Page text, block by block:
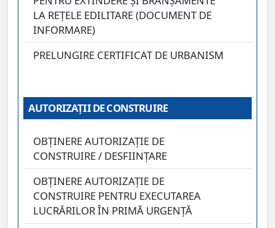
LA REȚELE EDILITARE (DOCUMENT DE
INFORMARE)
PRELUNGIRE CERTIFICAT DE URBANISM
AUTORIZAȚII DE CONSTRUIRE
OBȚINERE AUTORIZAȚIE DE
CONSTRUIRE / DESFIINȚARE
OBȚINERE AUTORIZAȚIE DE
CONSTRUIRE PENTRU EXECUTAREA
LUCRĂRILOR ÎN PRIMĂ URGENȚĂ